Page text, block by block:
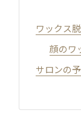
ワックス
顔のワ
サロンの